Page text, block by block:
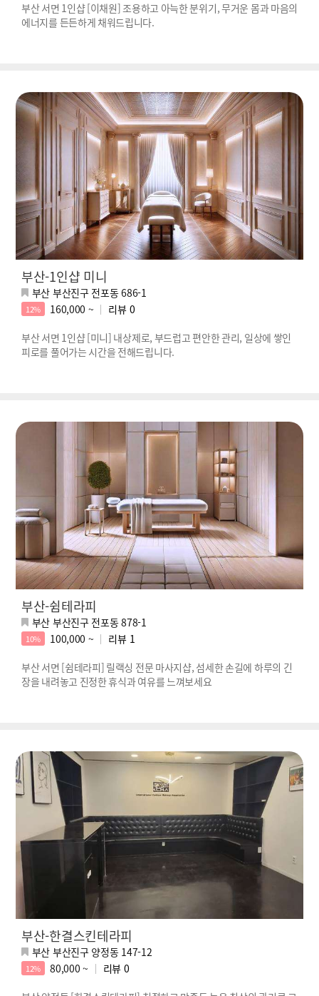
부산 서면 1인샵 [이채원] 조용하고 아늑한 분위기, 무거운 몸과 마음의
에너지를 든든하게 채워드립니다.
부산-1인샵 미니
부산 부산진구 전포동 686-1
12% 160,000 ~ 리뷰 0
부산 서면 1인샵 [미니] 내상제로, 부드럽고 편안한 관리, 일상에 쌓인
피로를 풀어가는 시간을 전해드립니다.
부산-쉼테라피
부산 부산진구 전포동 878-1
10% 100,000 ~ 리뷰 1
부산 서면 [쉼테라피] 릴랙싱 전문 마사지샵, 섬세한 손길에 하루의 긴
장을 내려놓고 진정한 휴식과 여유를 느껴보세요
부산-한결스킨테라피
부산 부산진구 양정동 147-12
12% 80,000 ~ 리뷰 0